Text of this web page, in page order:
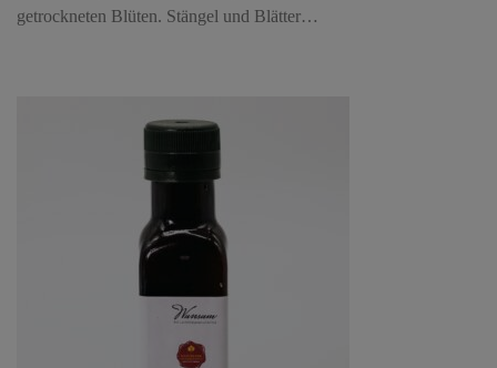
getrockneten Blüten. Stängel und Blätter…